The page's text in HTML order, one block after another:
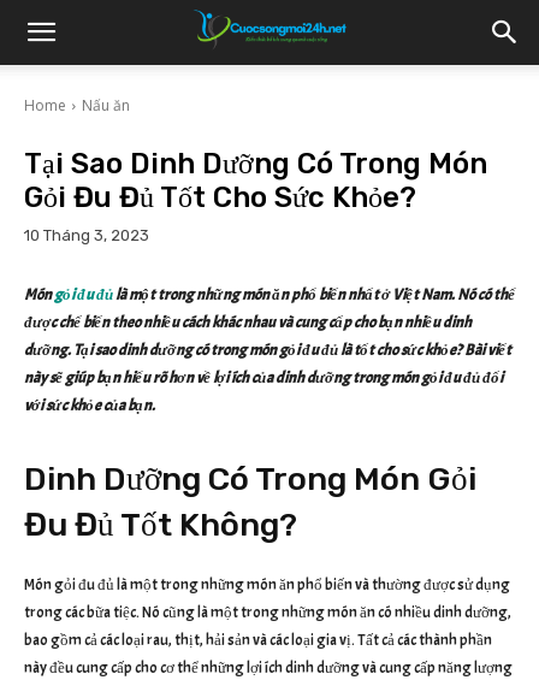
Home Nấu ăn
Tại Sao Dinh Dưỡng Có Trong Món
Gỏi Đu Đủ Tốt Cho Sức Khỏe?
10 Tháng 3, 2023
Móngỏi đu đủlà một trong những món ăn phổ biến nhất ở Việt Nam. Nó có thể
được chế biến theo nhiều cách khác nhau và cung cấp cho bạn nhiều dinh
dưỡng. Tại sao dinh dưỡng có trong món gỏi đu đủ là tốt cho sức khỏe? Bài viết
này sẽ giúp bạn hiểu rõ hơn về lợi ích của dinh dưỡng trong món gỏi đu đủ đối
với sức khỏe của bạn.
Dinh Dưỡng Có Trong Món Gỏi
Đu Đủ Tốt Không?
Món gỏi đu đủ là một trong những món ăn phổ biến và thường được sử dụng
trong các bữa tiệc. Nó cũng là một trong những món ăn có nhiều dinh dưỡng,
bao gồm cả các loại rau, thịt, hải sản và các loại gia vị. Tất cả các thành phần
này đều cung cấp cho cơ thể những lợi ích dinh dưỡng và cung cấp năng lượng